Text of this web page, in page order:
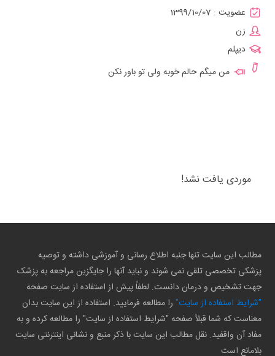
عضویت : 1399/10/07
زن
دیپلم
من میگم حالم خوبه ولی تو باور نکن
موردی یافت نشد!
مطالب این سایت تنها جنبه اطلاع رسانی و آموزشی داشته و توصیه
پزشکی تخصصی تلقی نمی شوند و نباید آنها را جایگزین مراجعه به پزشک
جهت تشخیص و درمان دانست. لطفاً پیش از استفاده از سایت صفحه
"شرایط استفاده از سایت" را مطالعه فرمایید. استفاده از این سایت بدان
معناست که شما قبلاً صفحه "شرایط استفاده از سایت" را مطالعه کرده و به
مفاد آن واقفید. نقل مطالب این سایت با ذکر منبع و نشانی اینترنتی سایت
بلامانع است